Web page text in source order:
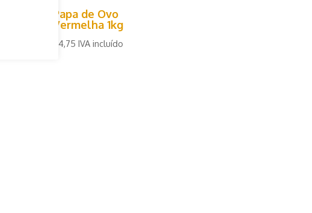
Papa de Ovo
Vermelha 1kg
4,75 IVA incluído